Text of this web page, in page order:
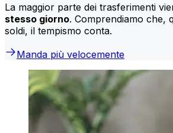
La maggior parte dei trasferimenti
stesso giorno. Comprendiamo che,
soldi, il tempismo conta.
Manda più velocemente